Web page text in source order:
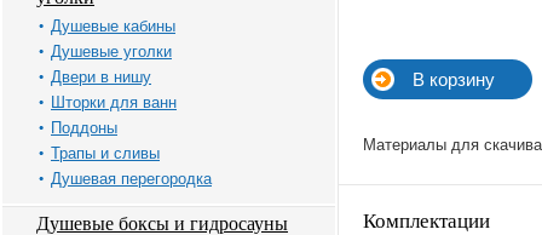
Душевые кабины
Душевые уголки
Двери в нишу
Шторки для ванн
Поддоны
Трапы и сливы
Душевая перегородка
Душевые боксы и гидросауны
Материалы для
Комплектации